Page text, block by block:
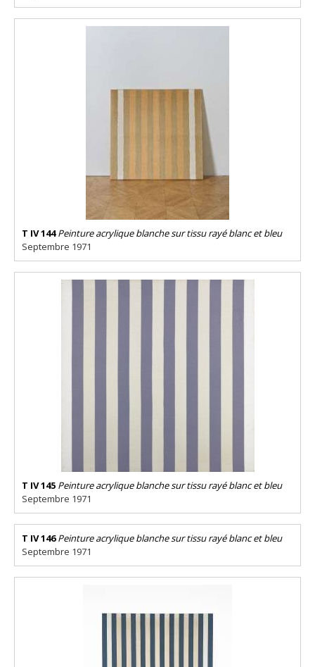
T IV 144 Peinture acrylique blanche sur tissu rayé blanc et bleu
Septembre 1971
T IV 145 Peinture acrylique blanche sur tissu rayé blanc et bleu
Septembre 1971
T IV 146 Peinture acrylique blanche sur tissu rayé blanc et bleu
Septembre 1971